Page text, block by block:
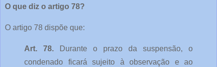
O que diz o artigo 78?
O artigo 78 dispõe que:
Art. 78. Durante o prazo da suspensão, o
condenado ficará sujeito à observação e ao